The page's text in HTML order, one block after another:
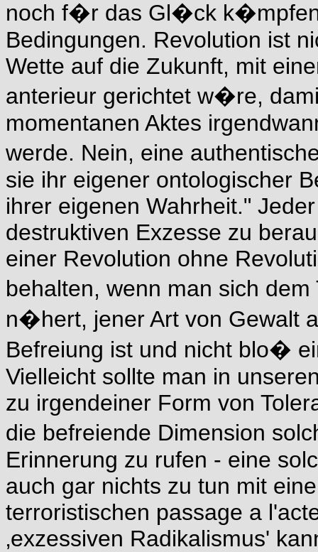
noch f�r das Gl�ck
Bedingungen. Revolution ist
Wette auf die Zukunft, mit
anterieur gerichtet w�re,
momentanen Aktes
werde. Nein, eine
sie ihr eigener ontologischer
ihrer eigenen Wahrheit."
destruktiven Exzesse zu
einer Revolution ohne
behalten, wenn man sich
n�hert, jener Art von Gewalt
Befreiung ist und nicht blo�
Vielleicht sollte man in
zu irgendeiner Form von
die befreiende Dimension
Erinnerung zu rufen - eine
auch gar nichts zu tun mit
terroristischen passage a
‚exzessiven Radikalismus'